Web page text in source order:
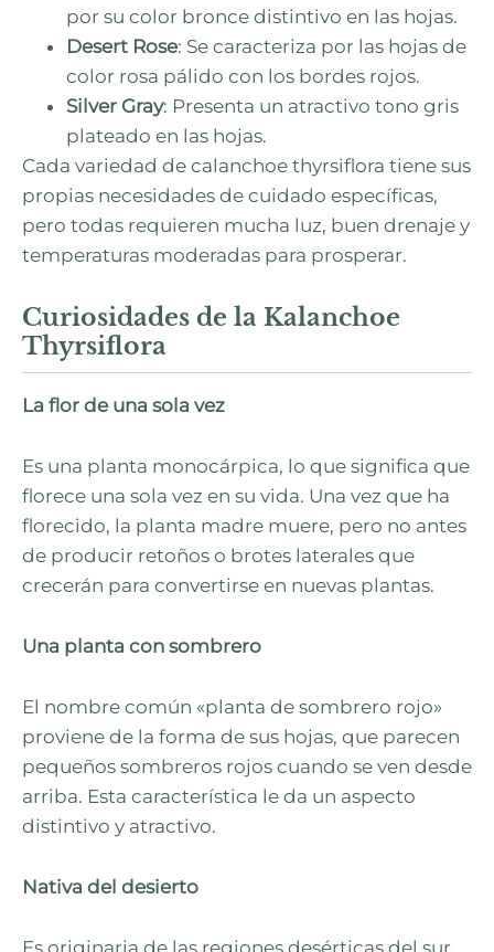
por su color bronce distintivo en las hojas.
Desert Rose: Se caracteriza por las hojas de
color rosa pálido con los bordes rojos.
Silver Gray: Presenta un atractivo tono gris
plateado en las hojas.
Cada variedad de calanchoe thyrsiflora tiene sus
propias necesidades de cuidado específicas,
pero todas requieren mucha luz, buen drenaje y
temperaturas moderadas para prosperar.
Curiosidades de la Kalanchoe
Thyrsiflora
La flor de una sola vez
Es una planta monocárpica, lo que significa que
florece una sola vez en su vida. Una vez que ha
florecido, la planta madre muere, pero no antes
de producir retoños o brotes laterales que
crecerán para convertirse en nuevas plantas.
Una planta con sombrero
El nombre común «planta de sombrero rojo»
proviene de la forma de sus hojas, que parecen
pequeños sombreros rojos cuando se ven desde
arriba. Esta característica le da un aspecto
distintivo y atractivo.
Nativa del desierto